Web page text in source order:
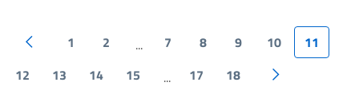
1 2 ... 7 8 9 10
11
12
13 14 15 ... 17 18